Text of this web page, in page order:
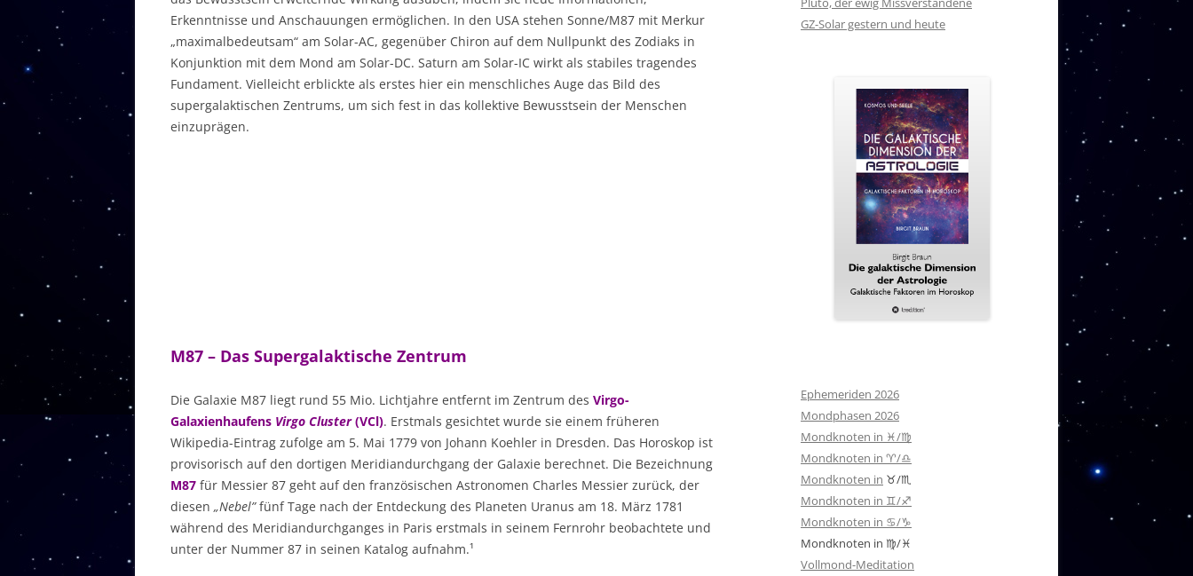
Erkenntnisse und Anschauungen ermöglichen. In den USA stehen Sonne/M87 mit Merkur
„maximalbedeutsam“ am Solar-AC, gegenüber Chiron auf dem Nullpunkt des Zodiaks in
Konjunktion mit dem Mond am Solar-DC. Saturn am Solar-IC wirkt als stabiles tragendes
Fundament. Vielleicht erblickte als erstes hier ein menschliches Auge das Bild des
supergalaktischen Zentrums, um sich fest in das kollektive Bewusstsein der Menschen
einzuprägen.
M87 – Das Supergalaktische Zentrum
Die Galaxie M87 liegt rund 55 Mio. Lichtjahre entfernt im Zentrum des Virgo-
Galaxienhaufens Virgo Cluster(VCl). Erstmals gesichtet wurde sie einem früheren
Wikipedia-Eintrag zufolge am 5. Mai 1779 von Johann Koehler in Dresden. Das Horoskop ist
provisorisch auf den dortigen Meridiandurchgang der Galaxie berechnet. Die Bezeichnung
M87 für Messier 87 geht auf den französischen Astronomen Charles Messier zurück, der
diesen „Nebel”fünf Tage nach der Entdeckung des Planeten Uranus am 18. März 1781
während des Meridiandurchganges in Paris erstmals in seinem Fernrohr beobachtete und
unter der Nummer 87 in seinen Katalog aufnahm.¹
GZ-Solar gestern und heute
Ephemeriden 2026
Mondphasen 2026
Mondknoten in ♓/♍
Mondknoten in ♈/♎
Mondknoten in ♉/♏
Mondknoten in ♊/♐
Mondknoten in ♋/♑
Mondknoten in ♍/♓
Vollmond-Meditation